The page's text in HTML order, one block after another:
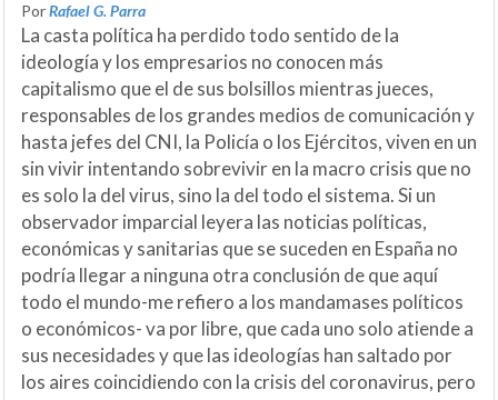
PorRafael G. Parra
La casta política ha perdido todo sentido de la
ideología y los empresarios no conocen más
capitalismo que el de sus bolsillos mientras jueces,
responsables de los grandes medios de comunicación y
hasta jefes del CNI, la Policía o los Ejércitos, viven en un
sin vivir intentando sobrevivir en la macro crisis que no
es solo la del virus, sino la del todo el sistema. Si un
observador imparcial leyera las noticias políticas,
económicas y sanitarias que se suceden en España no
podría llegar a ninguna otra conclusión de que aquí
todo el mundo-me refiero a los mandamases políticos
o económicos- va por libre, que cada uno solo atiende a
sus necesidades y que las ideologías han saltado por
los aires coincidiendo con la crisis del coronavirus, pero